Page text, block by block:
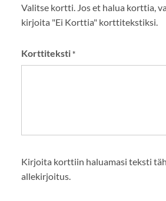
Valitse kortti. Jos et halua korttia,
kirjoita "Ei Korttia" korttitekstiksi.
Korttiteksti*
Kirjoita korttiin haluamasi teksti
allekirjoitus.